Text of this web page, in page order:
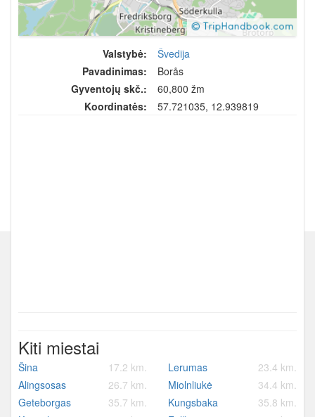
Valstybė:
Švedija
Pavadinimas:
Borås
Gyventojų skč.:
60,800 žm
Koordinatės:
57.721035, 12.939819
Kiti miestai
Šina 17.2 km. Lerumas
23.4 km.
Alingsosas
26.7 km. Miolnliukė
34.4 km.
Geteborgas
35.7 km. Kungsbaka
35.8 km.